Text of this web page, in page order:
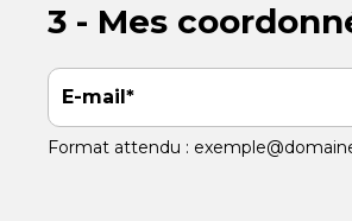
3 - Mes
E-mail
Format attendu :